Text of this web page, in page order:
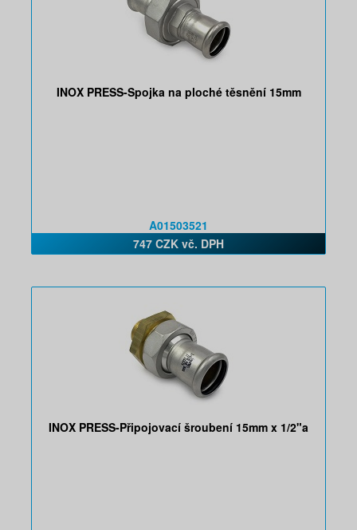
INOX PRESS-Spojka na ploché těsnění 15mm
A01503521
747 CZK vč. DPH
INOX PRESS-Připojovací šroubení 15mm x 1/2"a